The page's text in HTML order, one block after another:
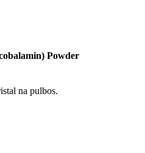
Powder
na pulbos.